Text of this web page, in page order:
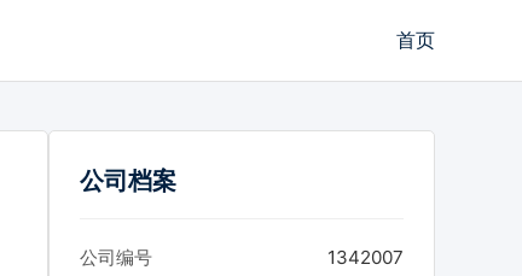
首页
公司档案
公司编号 1342007